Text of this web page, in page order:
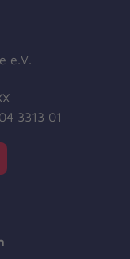
e.V.
3313 01